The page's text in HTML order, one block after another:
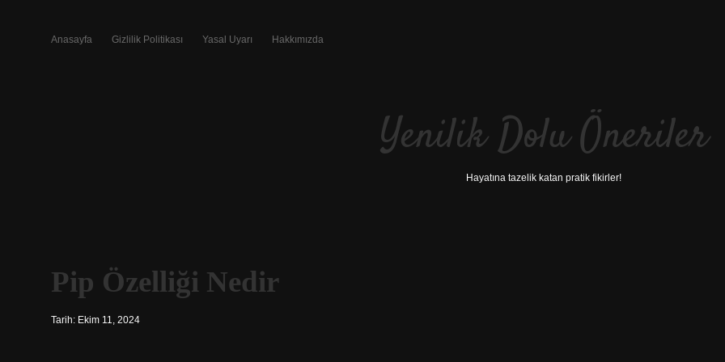
Anasayfa Gizlilik Politikası Yasal Uyarı Hakkımızda
Yenilik Dolu Öneriler
Hayatına tazelik katan pratik fikirler!
Pip Özelliği Nedir
Tarih: Ekim 11, 2024